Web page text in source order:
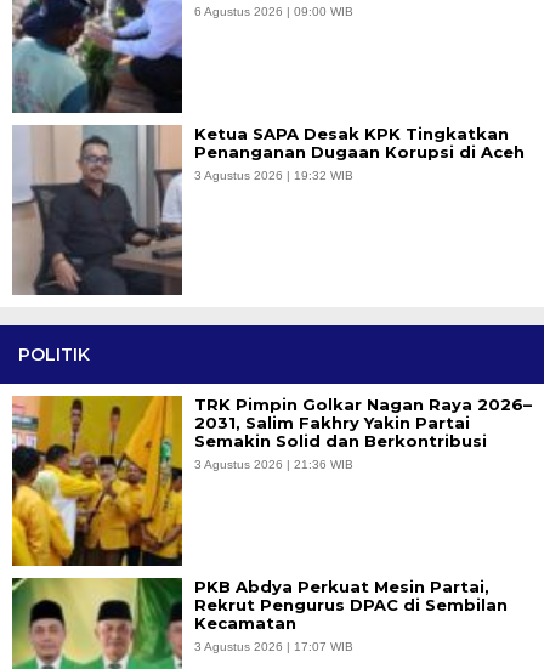
6 Agustus 2026 | 09:00 WIB
Ketua SAPA Desak KPK Tingkatkan
Penanganan Dugaan Korupsi di Aceh
3 Agustus 2026 | 19:32 WIB
POLITIK
TRK Pimpin Golkar Nagan Raya 2026–
2031, Salim Fakhry Yakin Partai
Semakin Solid dan Berkontribusi
3 Agustus 2026 | 21:36 WIB
PKB Abdya Perkuat Mesin Partai,
Rekrut Pengurus DPAC di Sembilan
Kecamatan
3 Agustus 2026 | 17:07 WIB